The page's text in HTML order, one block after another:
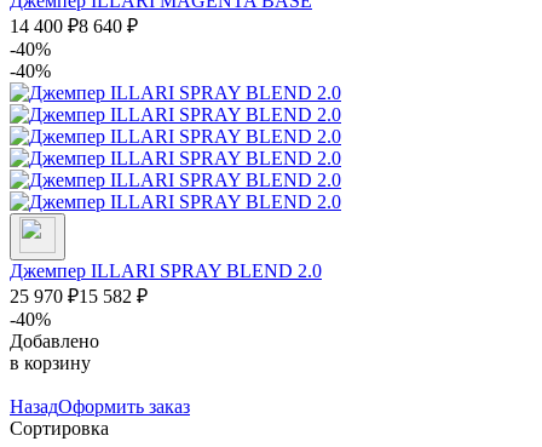
14 400 ₽8 640 ₽
-40%
-40%
Джемпер ILLARI SPRAY BLEND 2.0
25 970 ₽15 582 ₽
-40%
Добавлено
в корзину
НазадОформить заказ
Сортировка